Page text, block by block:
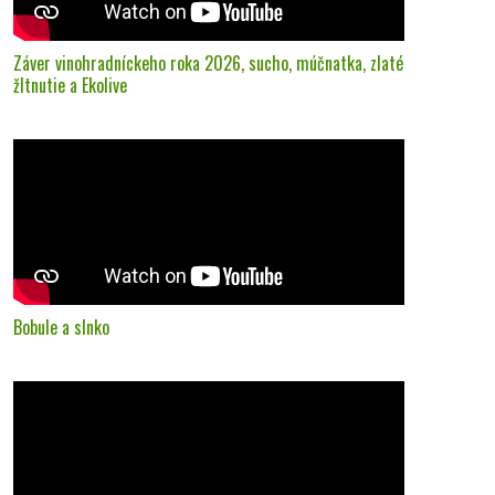
Záver vinohradníckeho roka 2026, sucho, múčnatka, zlaté
žltnutie a Ekolive
Bobule a slnko